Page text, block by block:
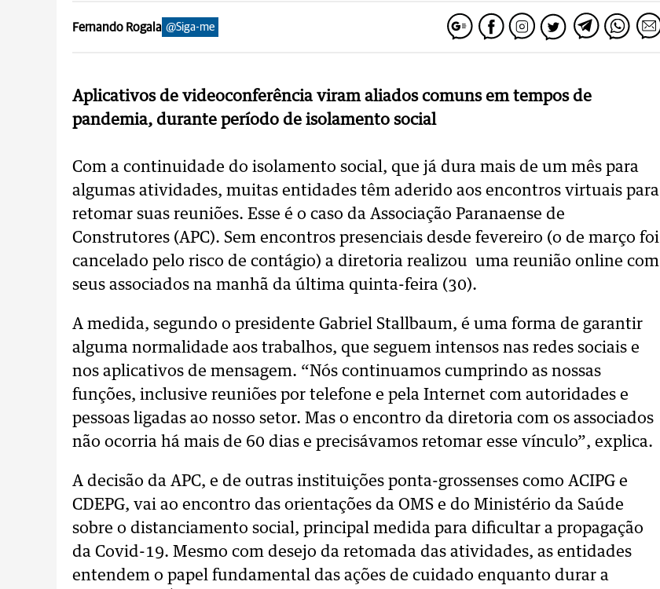
Fernando Rogala @Siga-me
Aplicativos de videoconferência viram aliados comuns em tempos de
pandemia, durante período de isolamento social
Com a continuidade do isolamento social, que já dura mais de um mês para
algumas atividades, muitas entidades têm aderido aos encontros virtuais para
retomar suas reuniões. Esse é o caso da Associação Paranaense de
Construtores (APC). Sem encontros presenciais desde fevereiro (o de março foi
cancelado pelo risco de contágio) a diretoria realizou uma reunião online com
seus associados na manhã da última quinta-feira (30).
A medida, segundo o presidente Gabriel Stallbaum, é uma forma de garantir
alguma normalidade aos trabalhos, que seguem intensos nas redes sociais e
nos aplicativos de mensagem. “Nós continuamos cumprindo as nossas
funções, inclusive reuniões por telefone e pela Internet com autoridades e
pessoas ligadas ao nosso setor. Mas o encontro da diretoria com os associados
não ocorria há mais de 60 dias e precisávamos retomar esse vínculo”, explica.
A decisão da APC, e de outras instituições ponta-grossenses como ACIPG e
CDEPG, vai ao encontro das orientações da OMS e do Ministério da Saúde
sobre o distanciamento social, principal medida para dificultar a propagação
da Covid-19. Mesmo com desejo da retomada das atividades, as entidades
entendem o papel fundamental das ações de cuidado enquanto durar a